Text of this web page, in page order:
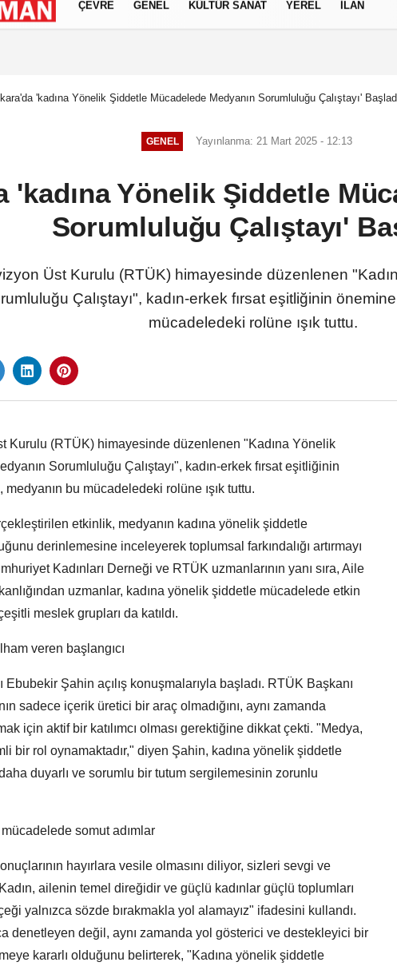
Politikası Gizlilik İlkeleri
ÇEVRE GENEL KÜLTÜR SANAT YEREL İLAN
'kadına Yönelik Şiddetle Mücadelede Medyanın Sorumluluğu Çalıştayı'
GENEL Yayınlanma: 21 Mart 2025 - 12:13
'kadına Yönelik Şiddetle
Sorumluluğu Çalıştayı'
Üst Kurulu (RTÜK) himayesinde düzenlenen
Çalıştayı", kadın-erkek fırsat eşitliğinin
mücadeledeki rolüne ışık tuttu.
Kurulu (RTÜK) himayesinde düzenlenen "Kadına Yönelik
Sorumluluğu Çalıştayı", kadın-erkek fırsat eşitliğinin
bu mücadeledeki rolüne ışık tuttu.
etkinlik, medyanın kadına yönelik şiddetle
derinlemesine inceleyerek toplumsal farkındalığı artırmayı
Kadınları Derneği ve RTÜK uzmanlarının yanı sıra, Aile
uzmanlar, kadına yönelik şiddetle mücadelede etkin
meslek grupları da katıldı.
veren başlangıcı
Ebubekir Şahin açılış konuşmalarıyla başladı. RTÜK Başkanı
sadece içerik üretici bir araç olmadığını, aynı zamanda
için aktif bir katılımcı olması gerektiğine dikkat çekti. "Medya,
bir rol oynamaktadır," diyen Şahin, kadına yönelik şiddetle
duyarlı ve sorumlu bir tutum sergilemesinin zorunlu
somut adımlar
hayırlara vesile olmasını diliyor, sizleri sevgi ve
ailenin temel direğidir ve güçlü kadınlar güçlü toplumları
yalnızca sözde bırakmakla yol alamayız" ifadesini kullandı.
denetleyen değil, aynı zamanda yol gösterici ve destekleyici bir
kararlı olduğunu belirterek, "Kadına yönelik şiddetle